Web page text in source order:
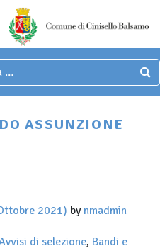
ASSUNZIONE
2021) by nmadmin
di selezione, Bandi e